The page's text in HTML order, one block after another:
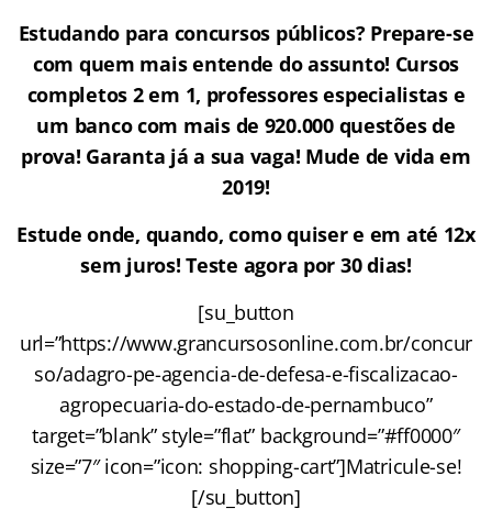
Estudando para concursos públicos? Prepare-se
com quem mais entende do assunto! Cursos
completos 2 em 1, professores especialistas e
um banco com mais de 920.000 questões de
prova! Garanta já a sua vaga! Mude de vida em
2019!
Estude onde, quando, como quiser e em até 12x
sem juros! Teste agora por 30 dias!
[su_button
url=”https://www.grancursosonline.com.br/concur
so/adagro-pe-agencia-de-defesa-e-fiscalizacao-
agropecuaria-do-estado-de-pernambuco”
target=”blank” style=”flat” background=”#ff0000″
size=”7″ icon=”icon: shopping-cart”]Matricule-se!
[/su_button]